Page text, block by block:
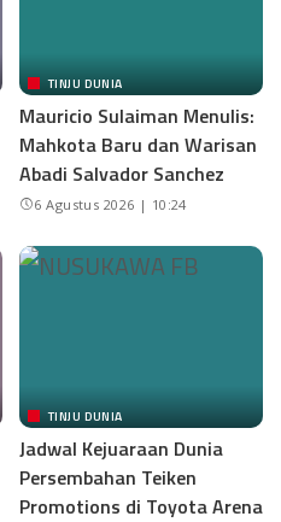
TINJU DUNIA
Mauricio Sulaiman Menulis:
Mahkota Baru dan Warisan
Abadi Salvador Sanchez
6 Agustus 2026 | 10:24
TINJU DUNIA
Jadwal Kejuaraan Dunia
Persembahan Teiken
Promotions di Toyota Arena